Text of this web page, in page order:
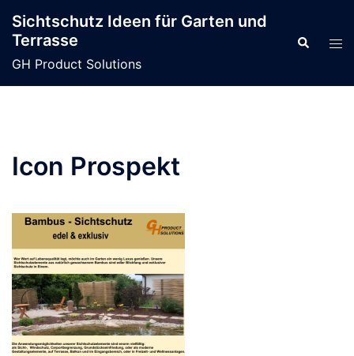
Inhalt
springen
Sichtschutz Ideen für Garten und
Terrasse
GH Product Solutions
Suche
Icon Prospekt